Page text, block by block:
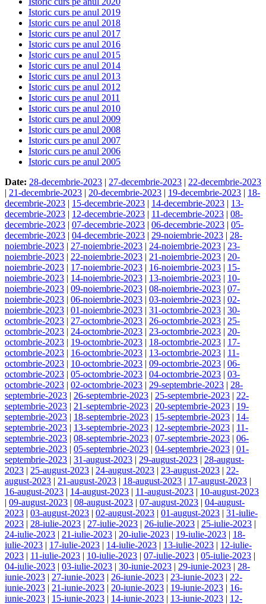
Istoric curs pe anul 2019
Istoric curs pe anul 2018
Istoric curs pe anul 2017
Istoric curs pe anul 2016
Istoric curs pe anul 2015
Istoric curs pe anul 2014
Istoric curs pe anul 2013
Istoric curs pe anul 2012
Istoric curs pe anul 2011
Istoric curs pe anul 2010
Istoric curs pe anul 2009
Istoric curs pe anul 2008
Istoric curs pe anul 2007
Istoric curs pe anul 2006
Istoric curs pe anul 2005
Date: 28-decembrie-2023 | 27-decembrie-2023 | 22-decembrie-2023
| 21-decembrie-2023 | 20-decembrie-2023 | 19-decembrie-2023 | 18-
decembrie-2023 | 15-decembrie-2023 | 14-decembrie-2023 | 13-
decembrie-2023 | 12-decembrie-2023 | 11-decembrie-2023 | 08-
decembrie-2023 | 07-decembrie-2023 | 06-decembrie-2023 | 05-
decembrie-2023 | 04-decembrie-2023 | 29-noiembrie-2023 | 28-
noiembrie-2023 | 27-noiembrie-2023 | 24-noiembrie-2023 | 23-
noiembrie-2023 | 22-noiembrie-2023 | 21-noiembrie-2023 | 20-
noiembrie-2023 | 17-noiembrie-2023 | 16-noiembrie-2023 | 15-
noiembrie-2023 | 14-noiembrie-2023 | 13-noiembrie-2023 | 10-
noiembrie-2023 | 09-noiembrie-2023 | 08-noiembrie-2023 | 07-
noiembrie-2023 | 06-noiembrie-2023 | 03-noiembrie-2023 | 02-
noiembrie-2023 | 01-noiembrie-2023 | 31-octombrie-2023 | 30-
octombrie-2023 | 27-octombrie-2023 | 26-octombrie-2023 | 25-
octombrie-2023 | 24-octombrie-2023 | 23-octombrie-2023 | 20-
octombrie-2023 | 19-octombrie-2023 | 18-octombrie-2023 | 17-
octombrie-2023 | 16-octombrie-2023 | 13-octombrie-2023 | 11-
octombrie-2023 | 10-octombrie-2023 | 09-octombrie-2023 | 06-
octombrie-2023 | 05-octombrie-2023 | 04-octombrie-2023 | 03-
octombrie-2023 | 02-octombrie-2023 | 29-septembrie-2023 | 28-
septembrie-2023 | 26-septembrie-2023 | 25-septembrie-2023 | 22-
septembrie-2023 | 21-septembrie-2023 | 20-septembrie-2023 | 19-
septembrie-2023 | 18-septembrie-2023 | 15-septembrie-2023 | 14-
septembrie-2023 | 13-septembrie-2023 | 12-septembrie-2023 | 11-
septembrie-2023 | 08-septembrie-2023 | 07-septembrie-2023 | 06-
septembrie-2023 | 05-septembrie-2023 | 04-septembrie-2023 | 01-
septembrie-2023 | 31-august-2023 | 29-august-2023 | 28-august-
2023 | 25-august-2023 | 24-august-2023 | 23-august-2023 | 22-
august-2023 | 21-august-2023 | 18-august-2023 | 17-august-2023 |
16-august-2023 | 14-august-2023 | 11-august-2023 | 10-august-2023
| 09-august-2023 | 08-august-2023 | 07-august-2023 | 04-august-
2023 | 03-august-2023 | 02-august-2023 | 01-august-2023 | 31-iulie-
2023 | 28-iulie-2023 | 27-iulie-2023 | 26-iulie-2023 | 25-iulie-2023 |
24-iulie-2023 | 21-iulie-2023 | 20-iulie-2023 | 19-iulie-2023 | 18-
iulie-2023 | 17-iulie-2023 | 14-iulie-2023 | 13-iulie-2023 | 12-iulie-
2023 | 11-iulie-2023 | 10-iulie-2023 | 07-iulie-2023 | 05-iulie-2023 |
04-iulie-2023 | 03-iulie-2023 | 30-iunie-2023 | 29-iunie-2023 | 28-
iunie-2023 | 27-iunie-2023 | 26-iunie-2023 | 23-iunie-2023 | 22-
iunie-2023 | 21-iunie-2023 | 20-iunie-2023 | 19-iunie-2023 | 16-
iunie-2023 | 15-iunie-2023 | 14-iunie-2023 | 13-iunie-2023 | 12-